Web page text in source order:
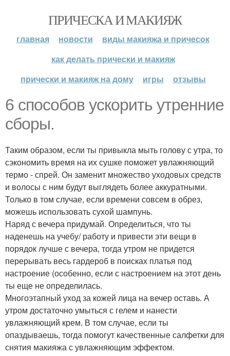
ПРИЧЕСКА И МАКИЯЖ
главная новости
виды макияжа и причесок
как делать прически и макияж
прически и макияж на дому
игры отзывы
6 способов ускорить утренние
сборы.
Таким образом, если ты привыкла мыть голову с утра, то
сэкономить время на их сушке поможет увлажняющий
термо - спрей. Он заменит множество уходовых средств
и волосы с ним будут выглядеть более аккуратными.
Только в том случае, если времени совсем в обрез,
можешь использовать сухой шампунь.
Наряд с вечера придумай. Определиться, что ты
наденешь на учебу/ работу и привести эти вещи в
порядок лучше с вечера, тогда утром не придется
перерывать весь гардероб в поисках платья под
настроение (особенно, если с настроением на этот день
ты еще не определилась.
Многоэтапный уход за кожей лица на вечер оставь. А
утром достаточно умыться с гелем и нанести
увлажняющий крем. В том случае, если ты
опаздываешь, тогда помогут качественные салфетки для
снятия макияжа с увлажняющим эффектом.